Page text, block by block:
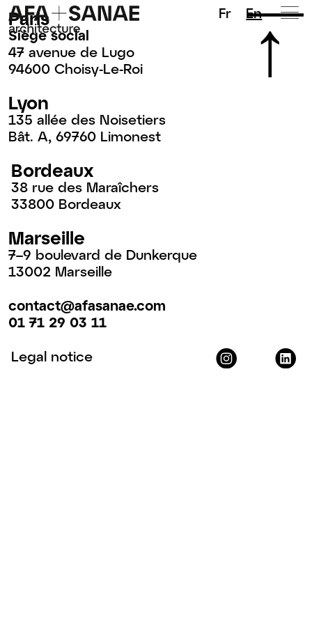
Fr En
Paris
Siège social
47 avenue de Lugo
94600 Choisy-Le-Roi
Lyon
135 allée des Noisetiers
Bât. A, 69760 Limonest
Bordeaux
38 rue des Maraîchers
33800 Bordeaux
Marseille
7–9 boulevard de Dunkerque
13002 Marseille
contact@afasanae.com
01 71 29 03 11
Legal notice